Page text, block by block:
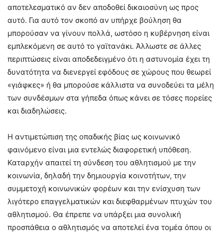
αποτελεσματικό αν δεν αποδοθεί δικαιοσύνη ως προς
αυτό. Για αυτό τον σκοπό αν υπήρχε βούληση θα
μπορούσαν να γίνουν πολλά, ωστόσο η κυβέρνηση είναι
εμπλεκόμενη σε αυτό το γαϊτανάκι. Άλλωστε σε άλλες
περιπτώσεις είναι αποδεδειγμένο ότι η αστυνομία έχει τη
δυνατότητα να διενεργεί εφόδους σε χώρους που θεωρεί
«γιάφκες» ή θα μπορούσε κάλλιστα να συνοδεύει τα μέλη
των συνδέσμων στα γήπεδα όπως κάνει σε τόσες πορείες
και διαδηλώσεις.
Η αντιμετώπιση της οπαδικής βίας ως κοινωνικό
φαινόμενο είναι μια εντελώς διαφορετική υπόθεση.
Καταρχήν απαιτεί τη σύνδεση του αθλητισμού με την
κοινωνία, δηλαδή την δημιουργία κοινοτήτων, την
συμμετοχή κοινωνικών φορέων και την ενίσχυση των
λιγότερο επαγγελματικών και διεφθαρμένων πτυχών του
αθλητισμού. Θα έπρεπε να υπάρξει μια συνολική
προσπάθεια ο αθλητισμός να αποτελεί ένα τομέα όπου οι